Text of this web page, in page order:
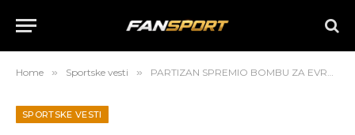
Home » Sportske vesti » PARTIZAN SPREMIO BOMBU ZA EVROLIGU! Obradović dovodi NAJBOLJEG skakača Evrope?!
SPORTSKE VESTI